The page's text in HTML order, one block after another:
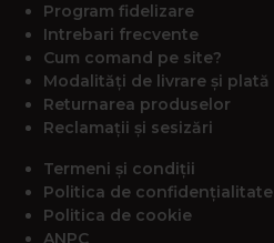
Program fidelizare
Intrebari frecvente
Cum comand pe site?
Modalități de livrare și plată
Returnarea produselor
Reclamații și sesizări
Termeni și condiții
Politica de confidențialitate
Politica de cookie
ANPC